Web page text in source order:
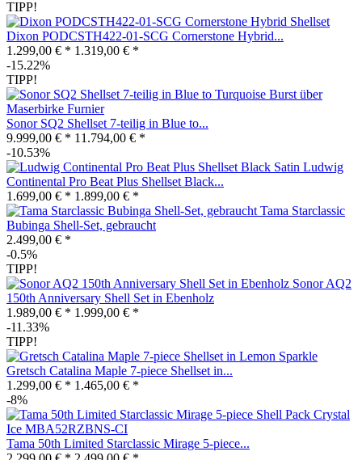
TIPP!
Dixon PODCSTH422-01-SCG Cornerstone Hybrid...
1.299,00 € * 1.319,00 € *
-15.22%
TIPP!
Sonor SQ2 Shellset 7-teilig in Blue to...
9.999,00 € * 11.794,00 € *
-10.53%
Ludwig
Continental Pro Beat Plus Shellset Black...
1.699,00 € * 1.899,00 € *
Tama Starclassic
Bubinga Shell-Set, gebraucht
2.499,00 € *
-0.5%
TIPP!
Sonor AQ2
150th Anniversary Shell Set in Ebenholz
1.989,00 € * 1.999,00 € *
-11.33%
TIPP!
Gretsch Catalina Maple 7-piece Shellset in...
1.299,00 € * 1.465,00 € *
-8%
Tama 50th Limited Starclassic Mirage 5-piece...